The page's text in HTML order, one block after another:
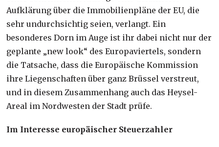
Aufklärung über die Immobilienpläne der EU, die
sehr undurchsichtig seien, verlangt. Ein
besonderes Dorn im Auge ist ihr dabei nicht nur der
geplante „new look“ des Europaviertels, sondern
die Tatsache, dass die Europäische Kommission
ihre Liegenschaften über ganz Brüssel verstreut,
und in diesem Zusammenhang auch das Heysel-
Areal im Nordwesten der Stadt prüfe.
Im Interesse europäischer Steuerzahler